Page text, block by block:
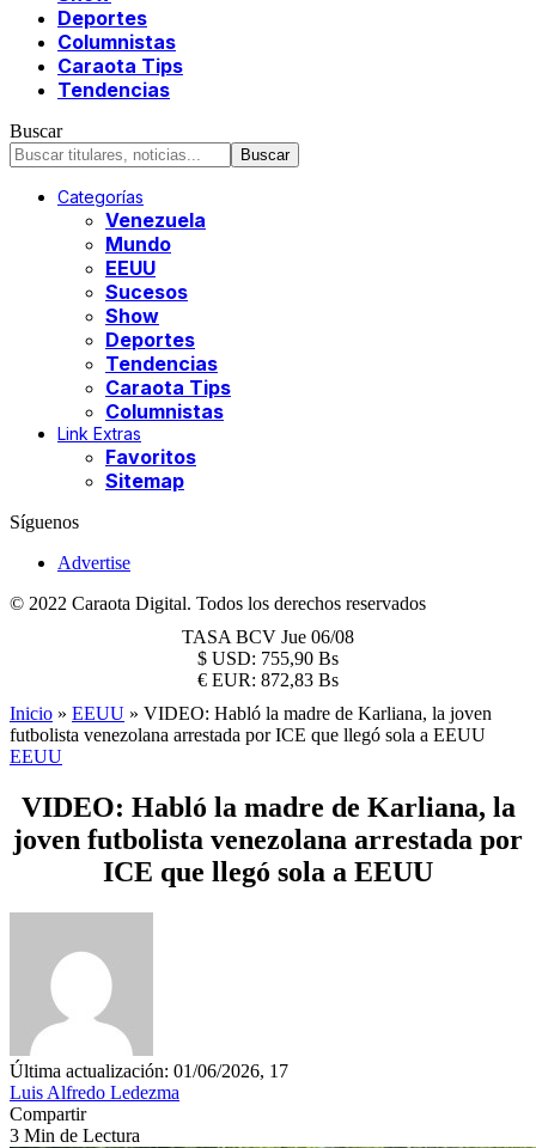
Deportes
Columnistas
Caraota Tips
Tendencias
Buscar
Categorías
Venezuela
Mundo
EEUU
Sucesos
Show
Deportes
Tendencias
Caraota Tips
Columnistas
Link Extras
Favoritos
Sitemap
Síguenos
Advertise
© 2022 Caraota Digital. Todos los derechos reservados
TASA BCV Jue 06/08
$ USD: 755,90 Bs
€ EUR: 872,83 Bs
Inicio » EEUU » VIDEO: Habló la madre de Karliana, la joven
futbolista venezolana arrestada por ICE que llegó sola a EEUU
EEUU
VIDEO: Habló la madre de Karliana, la
joven futbolista venezolana arrestada por
ICE que llegó sola a EEUU
Última actualización: 01/06/2026, 17
Luis Alfredo Ledezma
Compartir
3 Min de Lectura